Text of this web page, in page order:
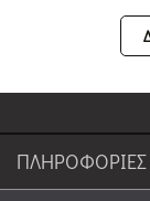
ΠΛΗΡΟΦΟΡΙΕΣ